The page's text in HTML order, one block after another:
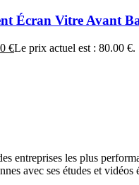
Écran Vitre Avant
€Le prix actuel est : 80.00 €.
entreprises les plus
avec ses études et vidéos